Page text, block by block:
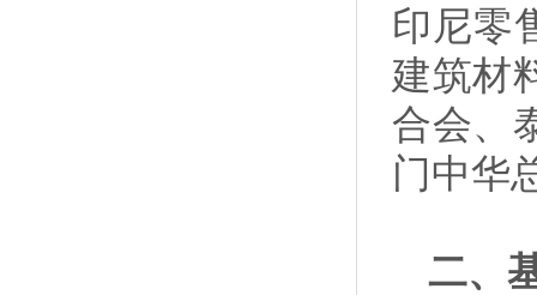
印尼零
建筑材
合会、
门中华
二、